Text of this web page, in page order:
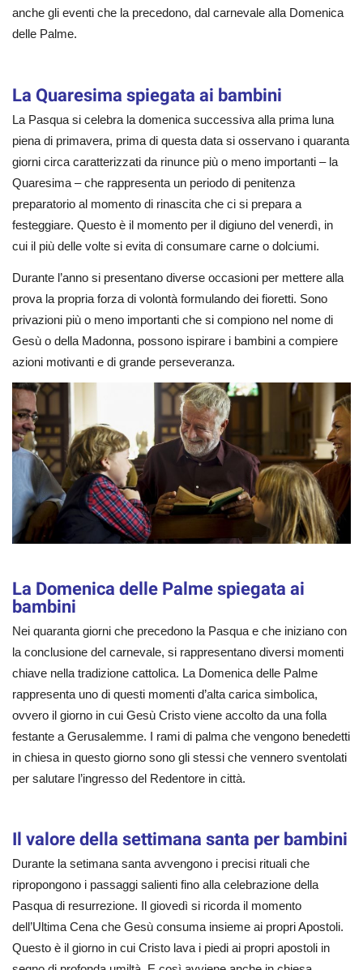
anche gli eventi che la precedono, dal carnevale alla Domenica
delle Palme.
La Quaresima spiegata ai bambini
La Pasqua si celebra la domenica successiva alla prima luna
piena di primavera, prima di questa data si osservano i quaranta
giorni circa caratterizzati da rinunce più o meno importanti – la
Quaresima – che rappresenta un periodo di penitenza
preparatorio al momento di rinascita che ci si prepara a
festeggiare. Questo è il momento per il digiuno del venerdì, in
cui il più delle volte si evita di consumare carne o dolciumi.
Durante l’anno si presentano diverse occasioni per mettere alla
prova la propria forza di volontà formulando dei fioretti. Sono
privazioni più o meno importanti che si compiono nel nome di
Gesù o della Madonna, possono ispirare i bambini a compiere
azioni motivanti e di grande perseveranza.
La Domenica delle Palme spiegata ai
bambini
Nei quaranta giorni che precedono la Pasqua e che iniziano con
la conclusione del carnevale, si rappresentano diversi momenti
chiave nella tradizione cattolica. La Domenica delle Palme
rappresenta uno di questi momenti d’alta carica simbolica,
ovvero il giorno in cui Gesù Cristo viene accolto da una folla
festante a Gerusalemme. I rami di palma che vengono benedetti
in chiesa in questo giorno sono gli stessi che vennero sventolati
per salutare l’ingresso del Redentore in città.
Il valore della settimana santa per bambini
Durante la setimana santa avvengono i precisi rituali che
ripropongono i passaggi salienti fino alla celebrazione della
Pasqua di resurrezione. Il giovedì si ricorda il momento
dell’Ultima Cena che Gesù consuma insieme ai propri Apostoli.
Questo è il giorno in cui Cristo lava i piedi ai propri apostoli in